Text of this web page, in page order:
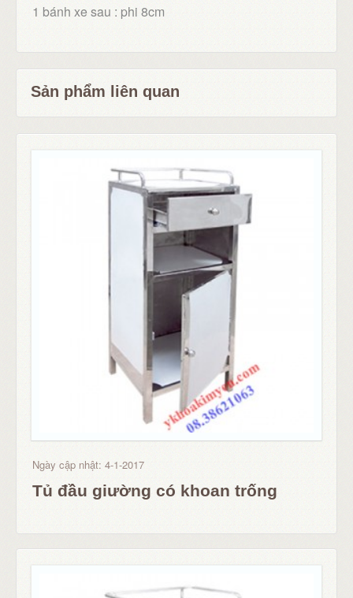
1 bánh xe sau : phi 8cm
Sản phẩm liên quan
Ngày cập nhật: 4-1-2017
Tủ đầu giường có khoan trống